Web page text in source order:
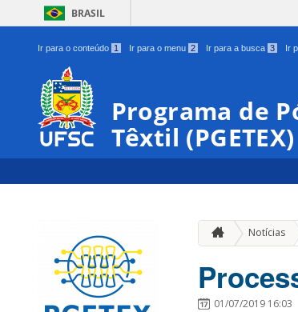
BRASIL
Ir para o conteúdo 1 Ir para o menu 2 Ir para a busca 3 Ir
Programa de
Têxtil (PGETEX)
Notícias
01/07/2019 16:03